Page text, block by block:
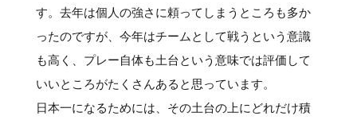
す。去年は個人の強さに頼ってしまうところも多か
ったのですが、今年はチームとして戦うという意識
も高く、プレー自体も土台という意味では評価して
いいところがたくさんあると思っています。
日本一になるためには、その土台の上にどれだけ積